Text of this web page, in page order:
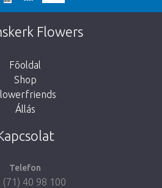
sorry
not exist. Click on the
return to the shop.
Flowers
Fõoldal
Shop
Állás
Telefon
(71) 40 98 100